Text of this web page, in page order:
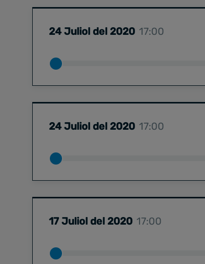
24 Juliol del 2020 17:00
24 Juliol del 2020 17:00
17 Juliol del 2020 17:00